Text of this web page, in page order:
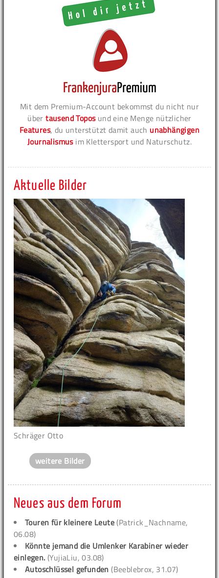
Mit dem Premium-Account bekommst du nicht nur
übertausend Toposund eine Menge nützlicher
Features, du unterstützt damit auch unabhängigen
Journalismusim Klettersport und Naturschutz.
Aktuelle Bilder
Schräger Otto
weitere Bilder
Neues aus dem Forum
Touren für kleinere Leute (Patrick_Nachname,
06.08)
Könnte jemand die Umlenker Karabiner wieder
einlegen. (YujiaLiu, 03.08)
Autoschlüssel gefunden (Beeblebrox, 31.07)